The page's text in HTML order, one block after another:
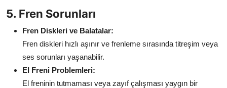
5. Fren Sorunları
Fren Diskleri ve Balatalar:
Fren diskleri hızlı aşınır ve frenleme sırasında titreşim veya
ses sorunları yaşanabilir.
El Freni Problemleri:
El freninin tutmaması veya zayıf çalışması yaygın bir